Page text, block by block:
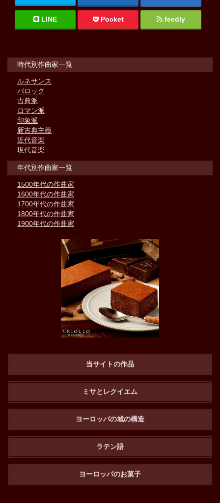
LINE Pocket feedly
時代別作曲家一覧
ルネサンス
バロック
古典派
ロマン派
印象派
新古典主義
近代音楽
現代音楽
年代別作曲家一覧
1500年代の作曲家
1600年代の作曲家
1700年代の作曲家
1800年代の作曲家
1900年代の作曲家
当サイトの作品
ミサとレクイエム
ヨーロッパの城の構造
ラテン語
ヨーロッパのお菓子